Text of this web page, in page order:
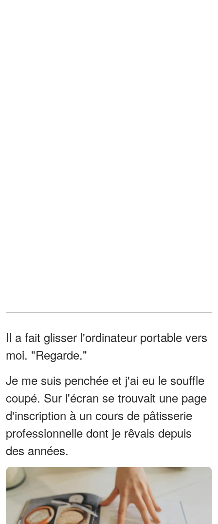
Il a fait glisser l'ordinateur portable vers
moi. "Regarde."
Je me suis penchée et j'ai eu le souffle
coupé. Sur l'écran se trouvait une page
d'inscription à un cours de pâtisserie
professionnelle dont je rêvais depuis
des années.